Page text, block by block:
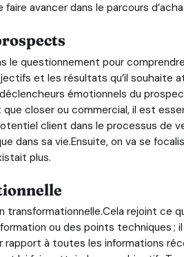
avancer dans le parcours
le questionnement pour
et les résultats qu’il
émotionnels du
closer ou commercial, il est
client dans le processus de
dans sa vie.Ensuite, on va se
plus.
transformationnelle.Cela rejoint ce
ou des points techniques ;
à toutes les informations